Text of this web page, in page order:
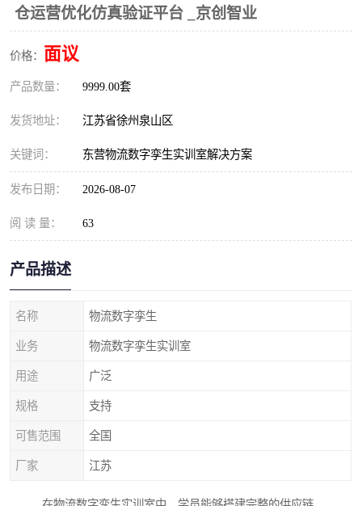
仓运营优化仿真验证平台 _京创智业
价格： 面议
产品数量： 9999.00套
发货地址： 江苏省徐州泉山区
关键词： 东营物流数字孪生实训室解决方案
发布日期： 2026-08-07
阅 读 量： 63
产品描述
名称 物流数字孪生
业务 物流数字孪生实训室
用途 广泛
规格 支持
可售范围 全国
厂家 江苏